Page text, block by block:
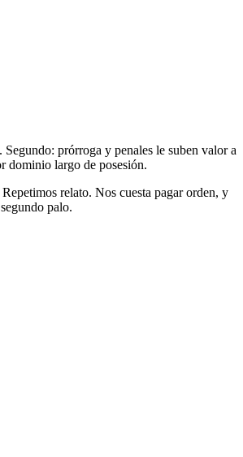
prórroga y penales le suben valor a
dominio largo de posesión.
relato. Nos cuesta pagar orden, y
palo.